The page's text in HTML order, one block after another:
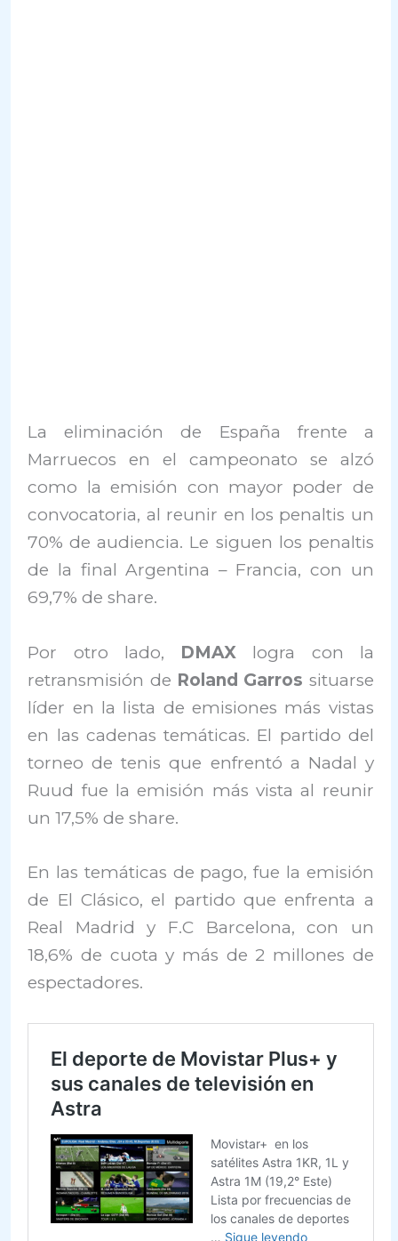
La eliminación de España frente a
Marruecos en el campeonato se alzó
como la emisión con mayor poder de
convocatoria, al reunir en los penaltis un
70% de audiencia. Le siguen los penaltis
de la final Argentina – Francia, con un
69,7% de share.
Por otro lado, DMAX logra con la
retransmisión de Roland Garros situarse
líder en la lista de emisiones más vistas
en las cadenas temáticas. El partido del
torneo de tenis que enfrentó a Nadal y
Ruud fue la emisión más vista al reunir
un 17,5% de share.
En las temáticas de pago, fue la emisión
de El Clásico, el partido que enfrenta a
Real Madrid y F.C Barcelona, con un
18,6% de cuota y más de 2 millones de
espectadores.